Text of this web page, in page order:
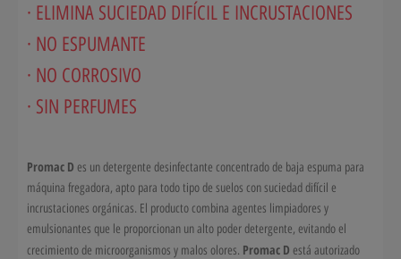
· ELIMINA SUCIEDAD DIFÍCIL E INCRUSTACIONES
· NO ESPUMANTE
· NO CORROSIVO
· SIN PERFUMES
Promac D es un detergente desinfectante concentrado de baja espuma para
máquina fregadora, apto para todo tipo de suelos con suciedad difícil e
incrustaciones orgánicas. El producto combina agentes limpiadores y
emulsionantes que le proporcionan un alto poder detergente, evitando el
crecimiento de microorganismos y malos olores. Promac D está autorizado